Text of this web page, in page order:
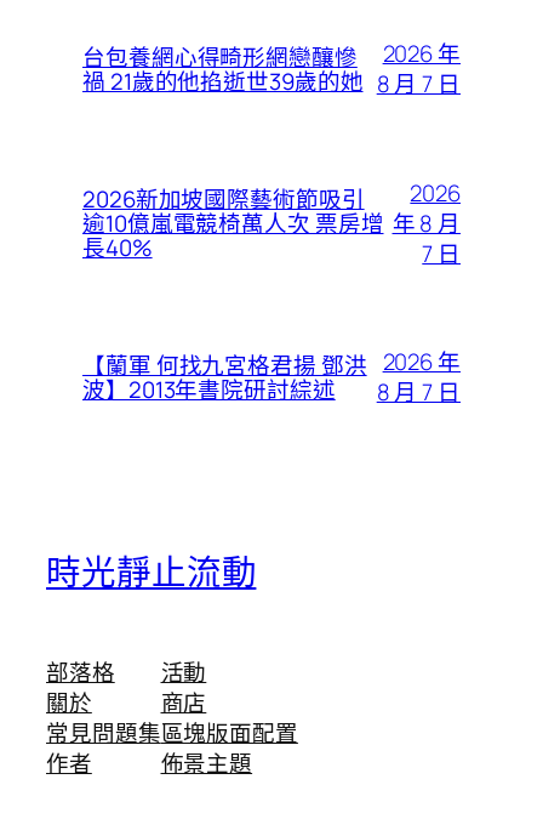
台包養網心得畸形網戀釀慘
禍 21歲的他掐逝世39歲的她
2026 年
8 月 7 日
2026新加坡國際藝術節吸引
逾10億嵐電競椅萬人次 票房增
長40%
2026
年 8 月
7 日
【蘭軍 何找九宮格君揚 鄧洪
波】2013年書院研討綜述
2026 年
8 月 7 日
時光靜止流動
部落格
關於
常見問題集
作者
活動
商店
區塊版面配置
佈景主題